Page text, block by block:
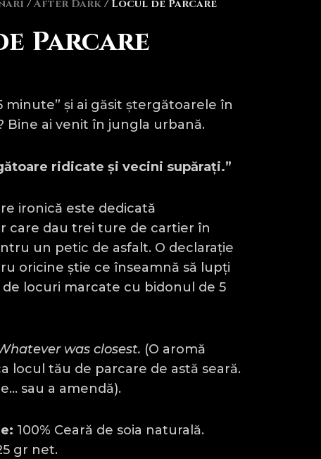
/After Dark/ Locul de Parcare
Parcare
minute” și ai găsit ștergătoarele în
Bine ai venit în jungla urbană.
ridicate și vecini supărați.”
ironică este dedicată
care dau trei ture de cartier în
un petic de asfalt. O declarație
oricine știe ce înseamnă să lupți
de locuri marcate cu bidonul de 5
was closest. (O aromă
locul tău de parcare de astă seară.
sau a amendă).
100% Ceară de soia naturală.
gr net.